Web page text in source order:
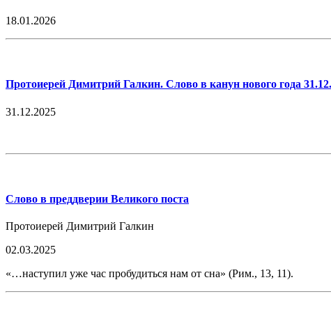
18.01.2026
Протоиерей Димитрий Галкин. Слово в канун нового года
31.12.2025
Слово в преддверии Великого поста
Протоиерей Димитрий Галкин
02.03.2025
«…наступил уже час пробудиться нам от сна» (Рим., 13, 11).